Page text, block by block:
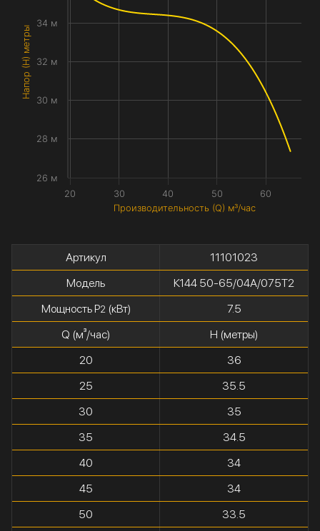
Производительность (Q) м³/час
Напор (H) метры
20 30 40 50 60
26 м
28 м
30 м
32 м
34 м
Артикул
11101023
Модель
К144 50-65/04А/075Т2
Мощность P2 (кВт)
7.5
Q (м³/час)
H (метры)
20
36
25
35.5
30
35
35
34.5
40
34
45
34
50
33.5